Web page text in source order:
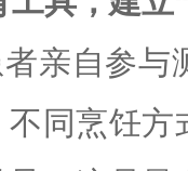
亲自参与
不同烹饪方